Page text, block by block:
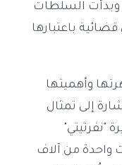
وبدأت السلطات
قضائية باعتبارها
وأهميتها
إلى تمثال
"نفرتيتي"
واحدة من آلاف